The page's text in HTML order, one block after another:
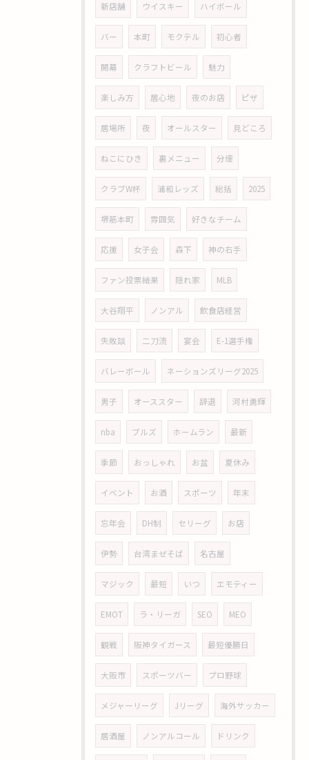
新店舗 ウイスキー ハイボール
バー 本町 モクテル 初心者
開幕 クラフトビール 魅力
楽しみ方 居心地 夜のお店 ピザ
居場所 夜 オールスター 見どころ
ねこにひき 裏メニュー 分煙
クラブW杯 浦和レッズ 総括 2025
堺筋本町 雰囲気 好きなチーム
応援 女子会 森下 神の右手
ファン投票結果 隠れ家 MLB
大谷翔平 ノンアル 飲食店経営
失敗談 二刀流 宴会 E-1選手権
バレーボール ネーションズリーグ2025
男子 オーススター 辞退 河村勇輝
nba ブルズ ホームラン 最新
季節 おっしゃれ お盆 夏休み
イベント お酒 スポーツ 年末
忘年会 DH制 セリーグ お店
伊勢 台湾まぜそば 名古屋
マジック 最短 いつ エモティー
EMOT ラ・リーガ SEO MEO
観戦 阪神タイガース 最短優勝日
大阪市 スポーツバー プロ野球
メジャーリーグ Jリーグ 海外サッカー
居酒屋 ノンアルコール ドリンク